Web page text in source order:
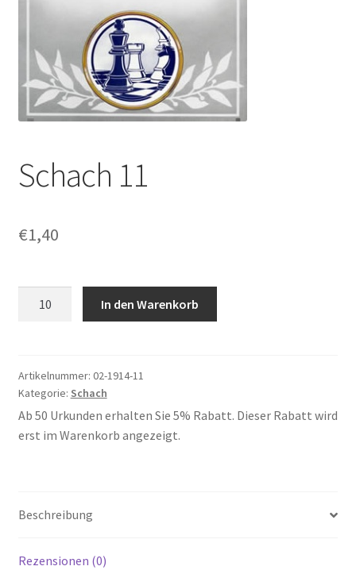
Schach 11
€1,40
In den Warenkorb
Artikelnummer: 02-1914-11
Kategorie: Schach
Ab 50 Urkunden erhalten Sie 5% Rabatt. Dieser Rabatt wird
erst im Warenkorb angezeigt.
Beschreibung
Rezensionen (0)